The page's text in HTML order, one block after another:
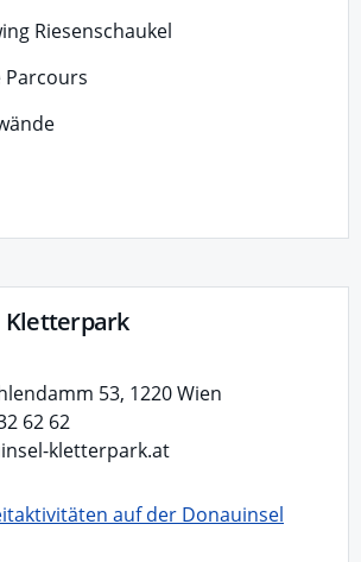
Riesenschaukel
Parcours
Kletterpark
53, 1220 Wien
62 62
kletterpark.at
auf der Donauinsel